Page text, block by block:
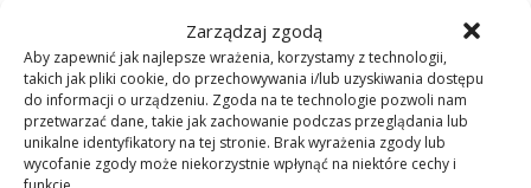
Zarządzaj zgodą
Aby zapewnić jak najlepsze wrażenia, korzystamy z technologii,
takich jak pliki cookie, do przechowywania i/lub uzyskiwania dostępu
do informacji o urządzeniu. Zgoda na te technologie pozwoli nam
przetwarzać dane, takie jak zachowanie podczas przeglądania lub
unikalne identyfikatory na tej stronie. Brak wyrażenia zgody lub
wycofanie zgody może niekorzystnie wpłynąć na niektóre cechy i
Dofinansowanie z UE dla MŚP na transformację cyfrową –
projekt Dig.IT – strat już w IV Q 2025
4 września, 2025
V Konferencja Olimp Marketplace: Przyszłość sprzedaży e-
commerce to Marketplace.
27 sierpnia, 2025